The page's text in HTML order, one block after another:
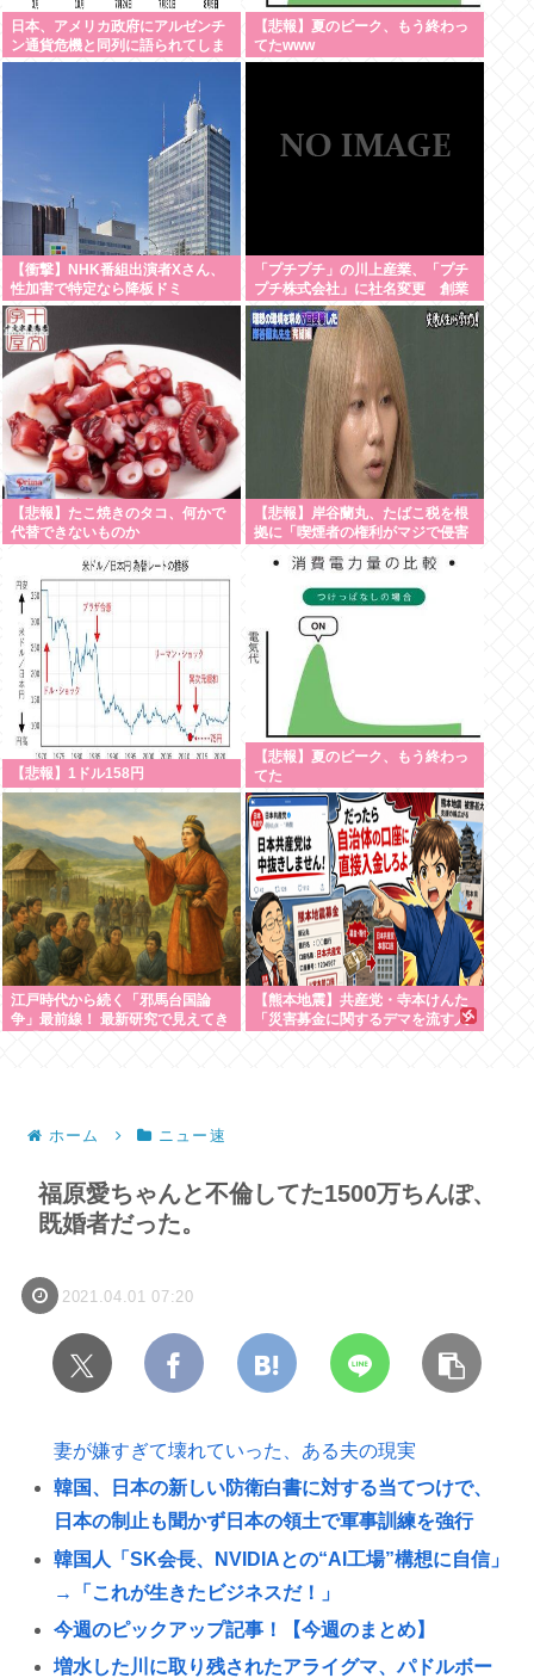
日本、アメリカ政府にアルゼンチ
ン通貨危機と同列に語られてしま
うwwwもうすでに158円に戻る
【悲報】夏のピーク、もう終わっ
てたwww
【衝撃】NHK番組出演者Xさん、
性加害で特定なら降板ドミ
ノ・・・・・・・・・
「プチプチ」の川上産業、「プチ
プチ株式会社」に社名変更 創業
58年で [8/7]
【悲報】たこ焼きのタコ、何かで
代替できないものか
【悲報】岸谷蘭丸、たばこ税を根
拠に「喫煙者の権利がマジで侵害
【悲報】1ドル158円
【悲報】夏のピーク、もう終わっ
てた
江戸時代から続く「邪馬台国論
争」最前線！ 最新研究で見えてき
【熊本地震】共産党・寺本けんた
「災害募金に関するデマを流す人
ホーム ニュー速
福原愛ちゃんと不倫してた1500万ちんぽ、
既婚者だった。
2021.04.01 07:20
妻が嫌すぎて壊れていった、ある夫の現実
韓国、日本の新しい防衛白書に対する当てつけで、
日本の制止も聞かず日本の領土で軍事訓練を強行
韓国人「SK会長、NVIDIAとの“AI工場”構想に自信」
→「これが生きたビジネスだ！」
今週のピックアップ記事！【今週のまとめ】
増水した川に取り残されたアライグマ、パドルボー